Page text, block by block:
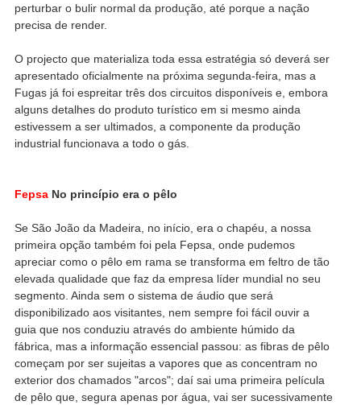
perturbar o bulir normal da produção, até porque a nação
precisa de render.
O projecto que materializa toda essa estratégia só deverá ser
apresentado oficialmente na próxima segunda-feira, mas a
Fugas já foi espreitar três dos circuitos disponíveis e, embora
alguns detalhes do produto turístico em si mesmo ainda
estivessem a ser ultimados, a componente da produção
industrial funcionava a todo o gás.
Fepsa No princípio era o pêlo
Se São João da Madeira, no início, era o chapéu, a nossa
primeira opção também foi pela Fepsa, onde pudemos
apreciar como o pêlo em rama se transforma em feltro de tão
elevada qualidade que faz da empresa líder mundial no seu
segmento. Ainda sem o sistema de áudio que será
disponibilizado aos visitantes, nem sempre foi fácil ouvir a
guia que nos conduziu através do ambiente húmido da
fábrica, mas a informação essencial passou: as fibras de pêlo
começam por ser sujeitas a vapores que as concentram no
exterior dos chamados "arcos"; daí sai uma primeira película
de pêlo que, segura apenas por água, vai ser sucessivamente